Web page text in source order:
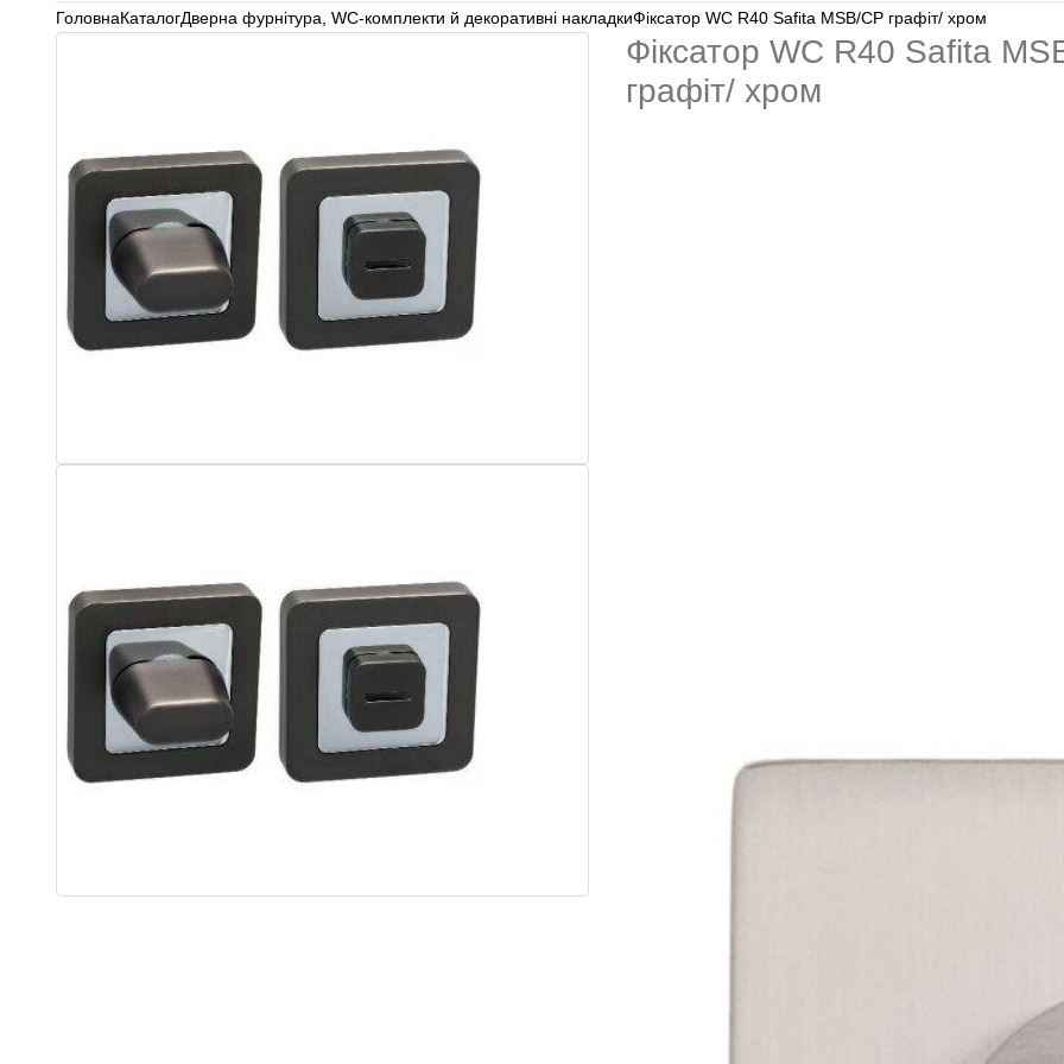
ГоловнаКаталогДверна фурнітура WC-комплекти й декоративні накладкиФіксатор WC R40 Safita MSB/CP графіт/ хром
Фіксатор WC R40 Safita
графіт/ хром